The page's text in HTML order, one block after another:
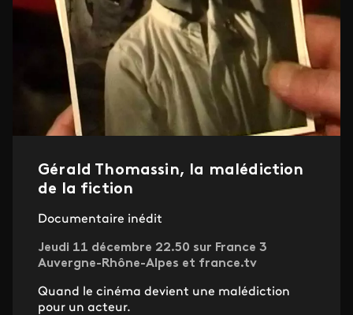
Gérald Thomassin, la malédiction
de la fiction
Documentaire inédit
Jeudi 11 décembre 22.50 sur France 3
Auvergne-Rhône-Alpes et france.tv
Quand le cinéma devient une malédiction
pour un acteur.